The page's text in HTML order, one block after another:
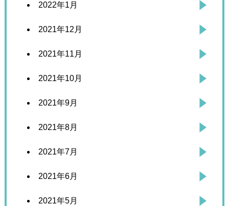
2022年1月
2021年12月
2021年11月
2021年10月
2021年9月
2021年8月
2021年7月
2021年6月
2021年5月